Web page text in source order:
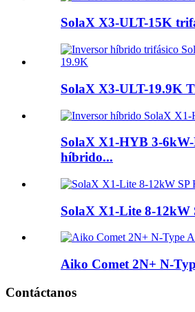
SolaX X3-ULT-15K
SolaX X3-ULT-19.9K
SolaX X1-HYB 3-
híbrido...
SolaX X1-Lite 8-12kW
Aiko Comet 2N+ N-
Contáctanos